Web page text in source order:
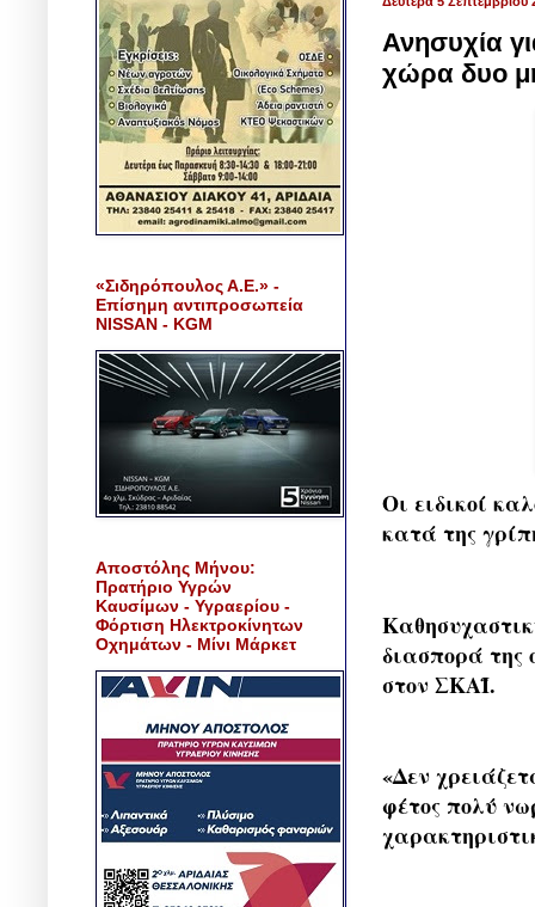
Ανησυχία
χώρα δυο
Οι ειδικοί
κατά της
διασπορά της
στον ΣΚΑΪ.
«Δεν
φέτος πολύ
«Σιδηρόπουλος Α.Ε.» -
Επίσημη αντιπροσωπεία
NISSAN - KGM
Αποστόλης Μήνου:
Πρατήριο Υγρών
Καυσίμων - Υγραερίου -
Φόρτιση Ηλεκτροκίνητων
Οχημάτων - Μίνι Μάρκετ